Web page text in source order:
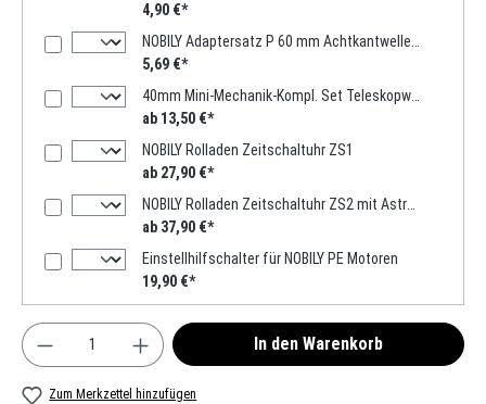
4,90 €*
NOBILY Adaptersatz P 60 mm Achtkantwelle, Mini-Motor
5,69 €*
40mm Mini-Mechanik-Kompl. Set Teleskopwelle 1000mm -2000mm
ab 13,50 €*
NOBILY Rolladen Zeitschaltuhr ZS1
ab 27,90 €*
NOBILY Rolladen Zeitschaltuhr ZS2 mit Astro-Funktion
ab 37,90 €*
Einstellhilfschalter für NOBILY PE Motoren
19,90 €*
Produkt Anzahl: Gib den gewünschten Wert ein
In den Warenkorb
Zum Merkzettel hinzufügen